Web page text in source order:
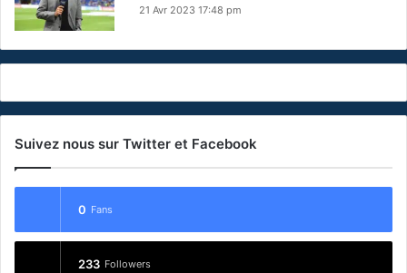
21 Avr 2023 17:48 pm
Suivez nous sur Twitter et Facebook
0 Fans
233 Followers